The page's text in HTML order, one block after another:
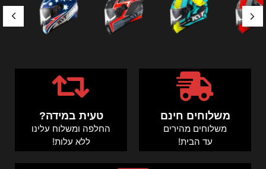
משלוחים חינם
משלוחים מהירים
עד הבית!
טעית במידה?
החלפה ומשלוח עלינו
ללא עלות!